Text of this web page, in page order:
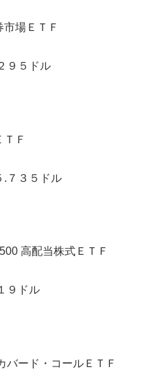
場ＥＴＦ
９５ドル
Ｆ
７３５ドル
高配当株式ＥＴＦ
９ドル
バード・コールＥＴＦ